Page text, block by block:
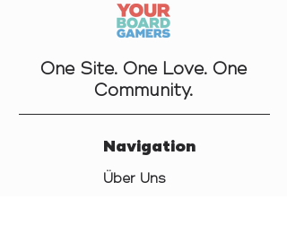
One Site. One Love. One
Community.
Navigation
Über Uns